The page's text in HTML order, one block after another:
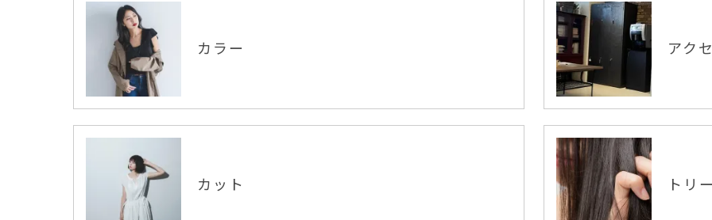
カラー アク
カット トリ